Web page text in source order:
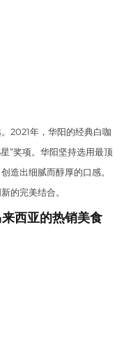
2021年，华阳的经典白咖
”奖项。华阳坚持选用最顶
造出细腻而醇厚的口感。
的完美结合。
西亚的热销美食